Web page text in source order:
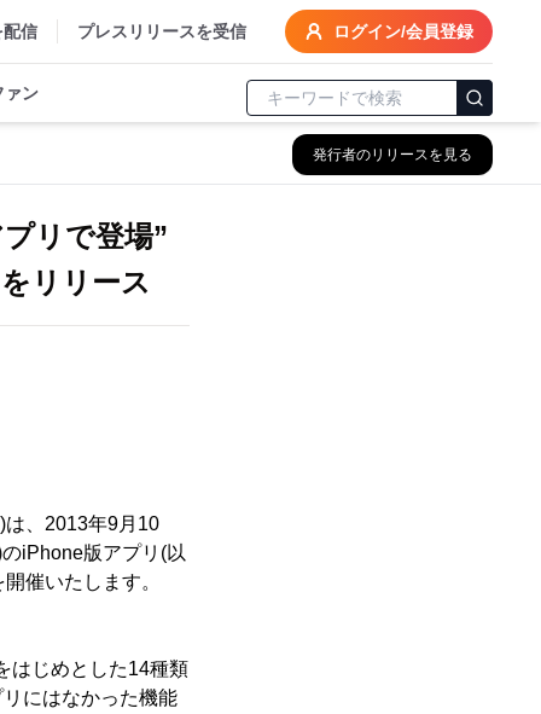
配信 プレスリリースを受信 ログイン/会員登録
ァン
発行者のリリースを見る
リで登場”
リリース
は、2013年9月10
iPhone版アプリ(以
催いたします。
はじめとした14種類
にはなかった機能